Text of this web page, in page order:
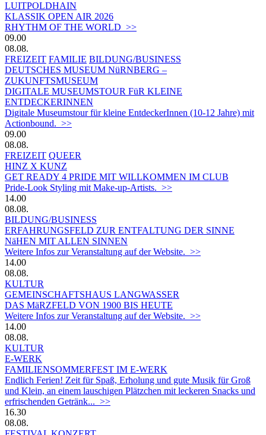
LUITPOLDHAIN
KLASSIK OPEN AIR 2026
RHYTHM OF THE WORLD >>
09.00
08.08.
FREIZEIT FAMILIE BILDUNG/BUSINESS
DEUTSCHES MUSEUM NüRNBERG –
ZUKUNFTSMUSEUM
DIGITALE MUSEUMSTOUR FüR KLEINE
ENTDECKERINNEN
Digitale Museumstour für kleine EntdeckerInnen (10-12 Jahre) mit
Actionbound. >>
09.00
08.08.
FREIZEIT QUEER
HINZ X KUNZ
GET READY 4 PRIDE MIT WILLKOMMEN IM CLUB
Pride-Look Styling mit Make-up-Artists. >>
14.00
08.08.
BILDUNG/BUSINESS
ERFAHRUNGSFELD ZUR ENTFALTUNG DER SINNE
NäHEN MIT ALLEN SINNEN
Weitere Infos zur Veranstaltung auf der Website. >>
14.00
08.08.
KULTUR
GEMEINSCHAFTSHAUS LANGWASSER
DAS MäRZFELD VON 1900 BIS HEUTE
Weitere Infos zur Veranstaltung auf der Website. >>
14.00
08.08.
KULTUR
E-WERK
FAMILIENSOMMERFEST IM E-WERK
Endlich Ferien! Zeit für Spaß, Erholung und gute Musik für Groß
und Klein, an einem lauschigen Plätzchen mit leckeren Snacks und
erfrischenden Getränk... >>
16.30
08.08.